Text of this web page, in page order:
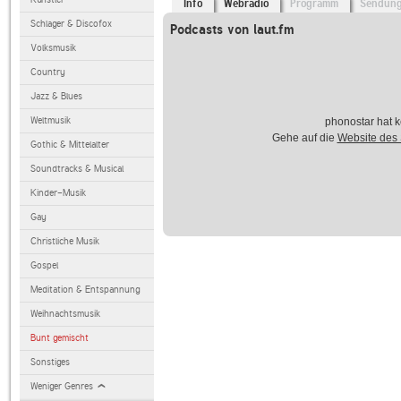
Schlager & Discofox
Volksmusik
Country
Jazz & Blues
Weltmusik
Gothic & Mittelalter
Soundtracks & Musical
Kinder-Musik
Gay
Christliche Musik
Gospel
Meditation & Entspannung
Weihnachtsmusik
Bunt gemischt
Sonstiges
Weniger Genres
Info Webradio Programm
Podcasts von laut.fm
phonostar hat
Gehe auf die Website des